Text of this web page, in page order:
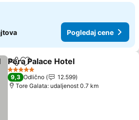
Pogledaj cene
Deli Dodati u favorite
Pera Palace Hotel
5 Zvezdice
9,3 Odlično
12.599
Tore Galata: udaljenost 0.7 km